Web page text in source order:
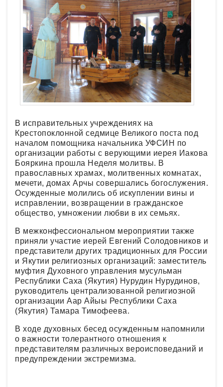
В исправительных учреждениях на
Крестопоклонной седмице Великого поста под
началом помощника начальника УФСИН по
организации работы с верующими иерея Иакова
Бояркина прошла Неделя молитвы. В
православных храмах, молитвенных комнатах,
мечети, домах Арчы совершались богослужения.
Осужденные молились об искуплении вины и
исправлении, возвращении в гражданское
общество, умножении любви в их семьях.
В межконфессиональном мероприятии также
приняли участие иерей Евгений Солодовников и
представители других традиционных для России
и Якутии религиозных организаций: заместитель
муфтия Духовного управления мусульман
Республики Саха (Якутия) Нурудин Нурудинов,
руководитель централизованной религиозной
организации Аар Айыы Республики Саха
(Якутия) Тамара Тимофеева.
В ходе духовных бесед осужденным напомнили
о важности толерантного отношения к
представителям различных вероисповеданий и
предупреждении экстремизма.